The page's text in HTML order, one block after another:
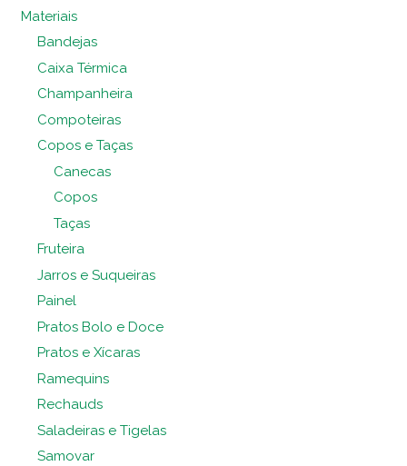
Materiais
Bandejas
Caixa Térmica
Champanheira
Compoteiras
Copos e Taças
Canecas
Copos
Taças
Fruteira
Jarros e Suqueiras
Painel
Pratos Bolo e Doce
Pratos e Xícaras
Ramequins
Rechauds
Saladeiras e Tigelas
Samovar